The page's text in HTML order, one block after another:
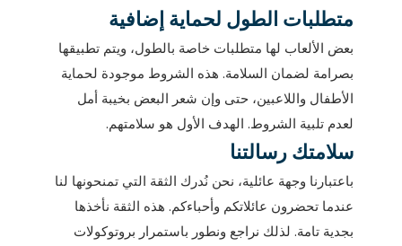
متطلبات الطول لحماية إضافية
بعض الألعاب لها متطلبات خاصة بالطول، ويتم تطبيقها
بصرامة لضمان السلامة. هذه الشروط موجودة لحماية
الأطفال واللاعبين، حتى وإن شعر البعض بخيبة أمل
لعدم تلبية الشروط. الهدف الأول هو سلامتهم.
سلامتك رسالتنا
باعتبارنا وجهة عائلية، نحن نُدرك الثقة التي تمنحونها لنا
عندما تحضرون عائلاتكم وأحباءكم. هذه الثقة نأخذها
بجدية تامة. لذلك نراجع ونطور باستمرار بروتوكولات